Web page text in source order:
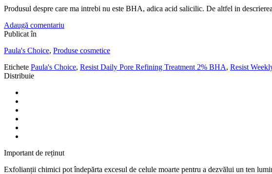
Produsul despre care ma intrebi nu este BHA, adica acid salicilic. De altfel in
Adaugă comentariu
Publicat în
Paula's Choice, Produse cosmetice
Etichete Paula's Choice, Resist Daily Pore Refining Treatment 2% BHA, Resist
Distribuie
Important de reținut
Exfolianții chimici pot îndepărta excesul de celule moarte pentru a dezvălui un ten